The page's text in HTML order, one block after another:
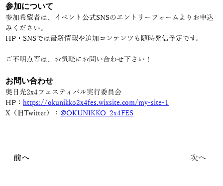
参加について
参加希望者は、イベント公式SNSのエントリーフォームよりお申込
みください。
HP・SNSでは最新情報や追加コンテンツも随時発信予定です。
ご不明点等は、お気軽にお問い合わせ下さい！
お問い合わせ
奥日光2x4フェスティバル実行委員会
HP：https://okunikko2x4fes.wixsite.com/my-site-1
X（旧Twitter）：@OKUNIKKO_2x4FES
次へ
前へ